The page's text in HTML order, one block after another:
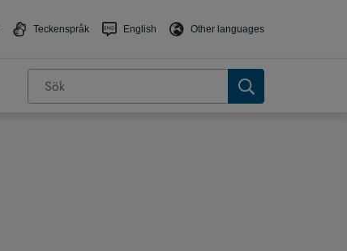
Teckenspråk English Other languages